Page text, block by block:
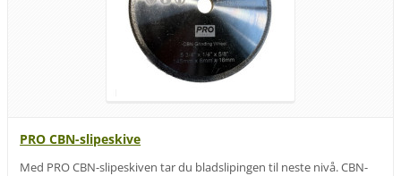
PRO CBN-slipeskive
Med PRO CBN-slipeskiven tar du bladslipingen til neste nivå. CBN-